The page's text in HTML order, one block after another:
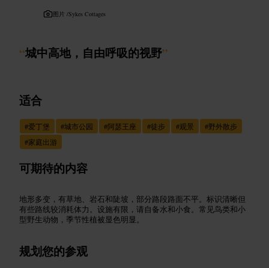
图片 /Sykes Cottages
“城中高地，自由呼吸的视野”
适合
#爱丁堡 #城市公园 #阿瑟王座 #徒步 #观景 #野外散步
#家庭出游
可期待的内容
地形多变，有草地、岩石和陡坡，部分路段路面不平。标识清晰但
有些路线较消耗体力。设施有限，请自备水和小食。常见鸟类和小
型野生动物，季节性植被显色明显。
规划您的参观